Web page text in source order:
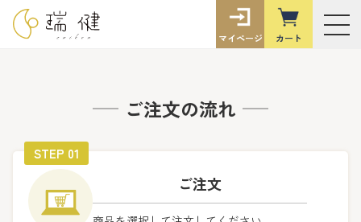
有限会社 瑞健® マイページ カート
商品一覧
商品カテゴリ
ご指定のページは見つかりません。
削除されたかＵＲＬが変更されたため表示できません。
ご注文の流れ
STEP 01
ご注文